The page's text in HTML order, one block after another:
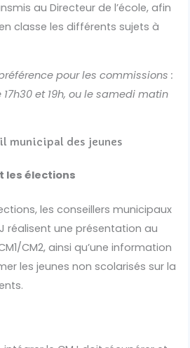
au Directeur de l’école, afin
classe les différents sujets à
pour les commissions :
et 19h, ou le samedi matin
municipal des jeunes
les élections
les conseillers municipaux
réalisent une présentation au
CM2, ainsi qu’une information
les jeunes non scolarisés sur la